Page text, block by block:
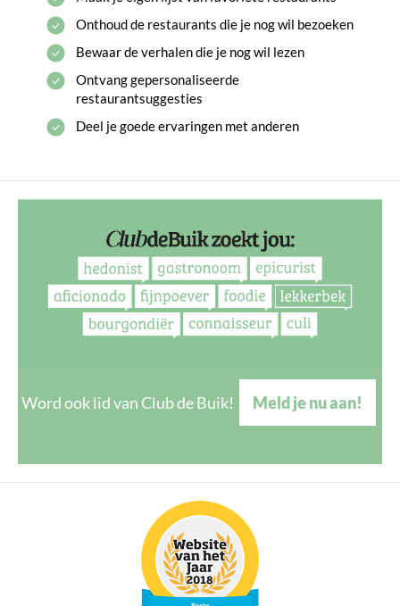
Onthoud de restaurants die je nog wil bezoeken
Bewaar de verhalen die je nog wil lezen
Ontvang gepersonaliseerde
restaurantsuggesties
Deel je goede ervaringen met anderen
Word ook lid van Club de Buik! Meld je nu aan!